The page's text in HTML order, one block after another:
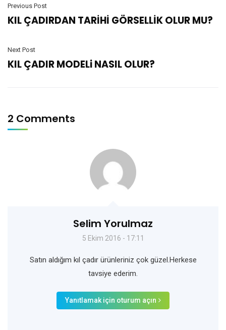
Previous Post
KIL ÇADIRDAN TARİHİ GÖRSELLİK OLUR MU?
Next Post
KIL ÇADIR MODELi NASIL OLUR?
2 Comments
Selim Yorulmaz
5 Ekim 2016 - 17:11
Satın aldığım kıl çadır ürünleriniz çok güzel.Herkese
tavsiye ederim.
Yanıtlamak için oturum açın